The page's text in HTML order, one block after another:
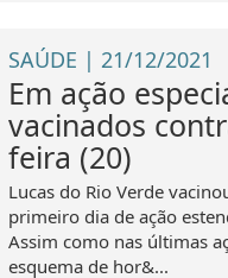
SAÚDE | 21/12/2021
Em ação
vacinados
feira (20)
Lucas do Rio Verde
primeiro dia de ação
Assim como nas últimas
esquema de hor&...